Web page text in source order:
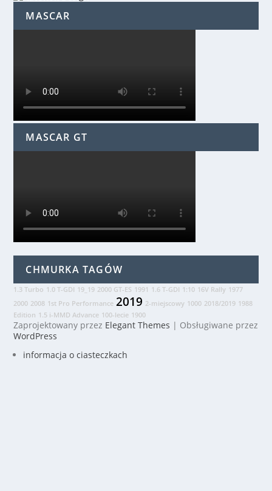
MASCAR
MASCAR GT
CHMURKA TAGÓW
1.3 Turbo 1.0 T-GDI 19_19 2000 GT-ES 1991 1.6 T-GDI 1:10 16V Rally 1977
2000 2008 1st Pro Performance 2019 2-miejscowy 1000 2018/2019 1988
Edition 1.5 i-MMD Advance 100-lecie 1900
Zaprojektowany przez Elegant Themes | Obsługiwane przez
WordPress
informacja o ciasteczkach